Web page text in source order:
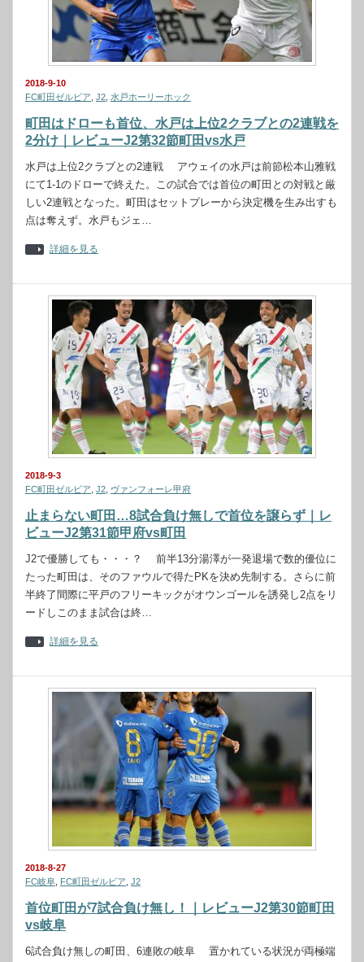
2018-9-10
FC町田ゼルビア J2 水戸ホーリーホック
町田はドローも首位、水戸は上位2クラブとの2連戦を
2分け｜レビューJ2第32節町田vs水戸
水戸は上位2クラブとの2連戦 アウェイの水戸は前節松本山雅戦
にて1-1のドローで終えた。この試合では首位の町田との対戦と厳
しい2連戦となった。町田はセットプレーから決定機を生み出すも
点は奪えず。水戸もジェ…
詳細を見る
2018-9-3
FC町田ゼルビア J2 ヴァンフォーレ甲府
止まらない町田…8試合負け無しで首位を譲らず｜レ
ビューJ2第31節甲府vs町田
J2で優勝しても・・・？ 前半13分湯澤が一発退場で数的優位に
たった町田は、そのファウルで得たPKを決め先制する。さらに前
半終了間際に平戸のフリーキックがオウンゴールを誘発し2点をリ
ードしこのまま試合は終…
詳細を見る
2018-8-27
FC岐阜 FC町田ゼルビア J2
首位町田が7試合負け無し！｜レビューJ2第30節町田
vs岐阜
6試合負け無しの町田、6連敗の岐阜 置かれている状況が両極端